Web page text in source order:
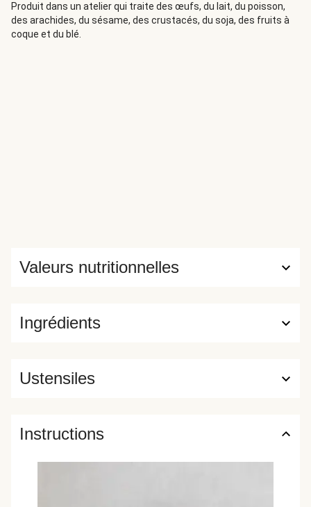
des associations qui claquent, des tips qui font la diff’ et
un petit twist qui rend chaque recette unique. Allez, on
enfile casquette et tablier, et on se fait plaisir. À chaque
Produit dans un atelier qui traite des œufs, du lait, du poisson,
des arachides, du sésame, des crustacés, du soja, des fruits à
coque et du blé.
Ingrédients
Valeurs nutritionnelles
Ustensiles
Instructions